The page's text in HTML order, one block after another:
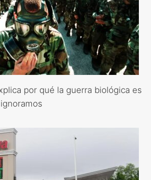
por qué la guerra biológica es